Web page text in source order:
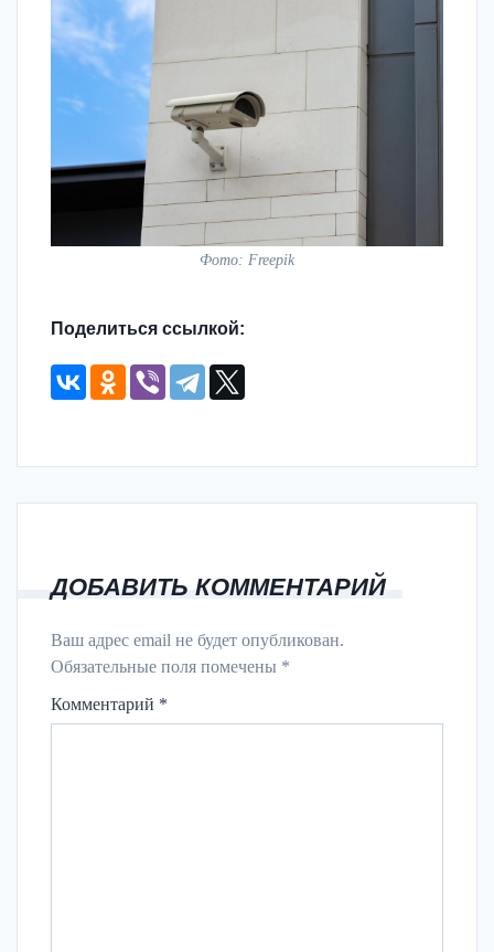
Фото: Freepik
Поделиться ссылкой:
ДОБАВИТЬ КОММЕНТАРИЙ
Ваш адрес email не будет опубликован.
Обязательные поля помечены *
Комментарий *